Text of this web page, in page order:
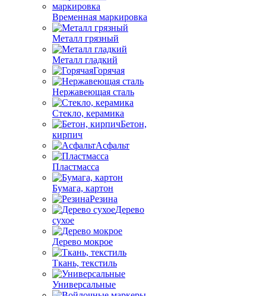
Временная маркировка
Металл грязный
Металл гладкий
Горячая
Нержавеющая сталь
Стекло, керамика
Бетон,
кирпич
Асфальт
Пластмасса
Бумага, картон
Резина
Дерево
сухое
Дерево мокрое
Ткань, текстиль
Универсальные